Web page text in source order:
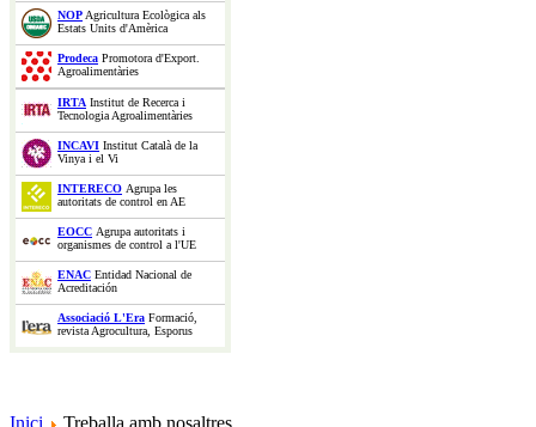
NOPAgricultura Ecològica als
Estats Units d'Amèrica
Prodeca Promotora d'Export.
Agroalimentàries
IRTA Institut de Recerca i
Tecnologia Agroalimentàries
INCAVI Institut Català de la
Vinya i el Vi
INTERECO Agrupa les
autoritats de control en AE
EOCC Agrupa autoritats i
organismes de control a l'UE
ENAC Entidad Nacional de
Acreditación
Associació L'Era Formació,
revista Agrocultura, Esporus